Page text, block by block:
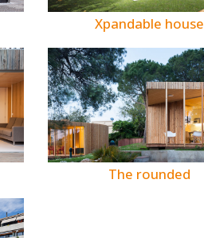
Xpandable house
The rounded